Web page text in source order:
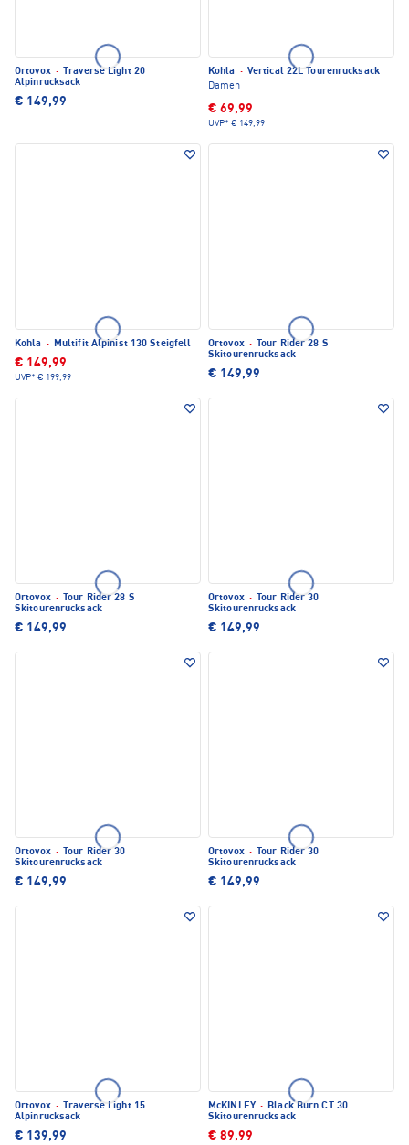
Ortovox ·
Traverse Light 20
Alpinrucksack
€ 149,99
Kohla · Vertical 22L Tourenrucksack
Damen
€ 69,99
UVP* € 149,99
Kohla · Multifit Alpinist 130 Steigfell
€ 149,99
UVP* € 199,99
Ortovox ·
Tour Rider 28 S
Skitourenrucksack
€ 149,99
Ortovox ·
Tour Rider 28 S
Skitourenrucksack
€ 149,99
Ortovox ·
Tour Rider 30
Skitourenrucksack
€ 149,99
Ortovox ·
Tour Rider 30
Skitourenrucksack
€ 149,99
Ortovox ·
Tour Rider 30
Skitourenrucksack
€ 149,99
Ortovox ·
Traverse Light 15
Alpinrucksack
€ 139,99
McKINLEY · Black Burn CT 30
Skitourenrucksack
€ 89,99